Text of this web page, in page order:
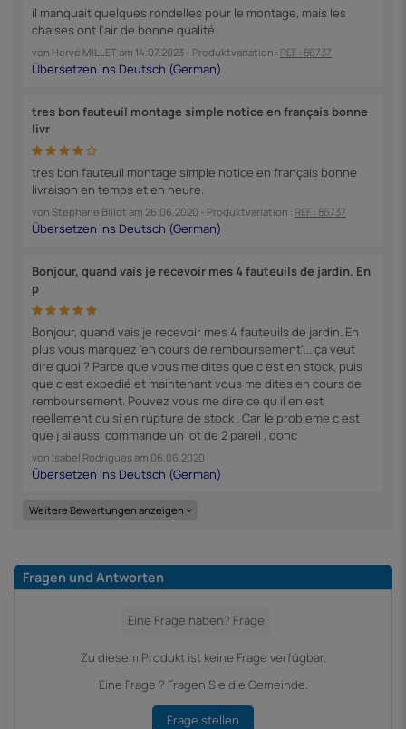
il manquait quelques rondelles pour le montage, mais les
chaises ont l'air de bonne qualité
von Hervé MILLETam 14.07.2023 - Produktvariation : REF : 86737
tres bon fauteuil montage simple notice en français bonne
livr
tres bon fauteuil montage simple notice en français bonne
livraison en temps et en heure.
von Stephane Billot am 26.06.2020 - Produktvariation : REF : 86737
Bonjour, quand vais je recevoir mes 4 fauteuils de jardin. En
p
Bonjour, quand vais je recevoir mes 4 fauteuils de jardin. En
plus vous marquez 'en cours de remboursement'... ça veut
dire quoi ? Parce que vous me dites que c est en stock, puis
que c est expedié et maintenant vous me dites en cours de
remboursement. Pouvez vous me dire ce qu il en est
reellement ou si en rupture de stock . Car le probleme c est
que j ai aussi commande un lot de 2 pareil , donc
von Isabel Rodriguesam 06.06.2020
Weitere Bewertungen anzeigen
Fragen und Antworten
Zu diesem Produkt ist keine Frage verfügbar.
Eine Frage ? Fragen Sie die Gemeinde.
Frage stellen